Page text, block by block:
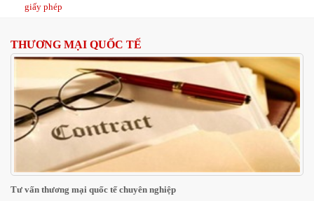
giấy phép
THƯƠNG MẠI QUỐC TẾ
Tư vấn thương mại quốc tế chuyên nghiệp